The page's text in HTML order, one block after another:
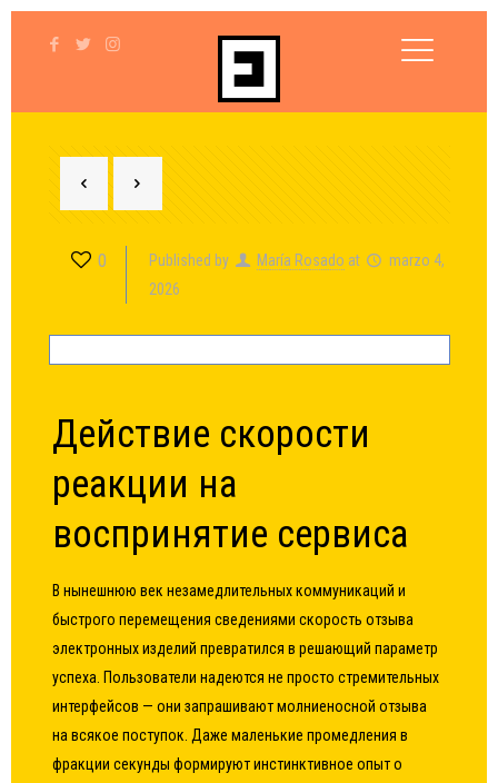
0 Published by María Rosado at
marzo 4,
2026
Действие скорости
реакции на
воспринятие сервиса
В нынешнюю век незамедлительных коммуникаций и
быстрого перемещения сведениями скорость отзыва
электронных изделий превратился в решающий параметр
успеха. Пользователи надеются не просто стремительных
интерфейсов — они запрашивают молниеносной отзыва
на всякое поступок. Даже маленькие промедления в
фракции секунды формируют инстинктивное опыт о